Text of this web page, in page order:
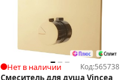
Нет в наличии Код:565738
Смеситель для душа Vincea